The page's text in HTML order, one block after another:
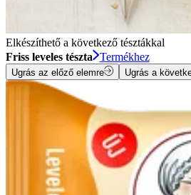
Elkészíthető a következő tésztákkal
Friss leveles tészta
Termékhez
Ugrás az előző elemre Ugrás a